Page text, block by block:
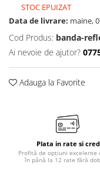
STOC EPUIZAT
Data de livrare: maine,
Cod Produs: banda-
Ai nevoie de ajutor?
Adauga la Favorite
Plata in rate si
Profită de opțiuni excelente
în până la 12 rate fără